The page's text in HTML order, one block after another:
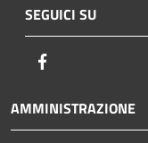
SEGUICI SU
AMMINISTRAZIONE